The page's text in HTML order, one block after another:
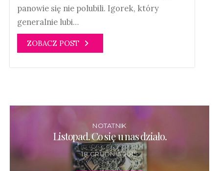
panowie się nie polubili. Igorek, który
generalnie lubi…
ZOBACZ POST
NOTATNIK
Listopad. Co się u nas działo.
18 GRUDNIA 2015